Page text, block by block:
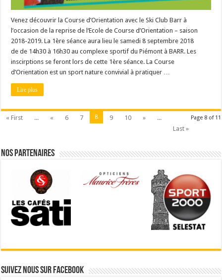
Venez découvrir la Course d’Orientation avec le Ski Club Barr à
l’occasion de la reprise de l‘Ecole de Course d’Orientation – saison
2018-2019. La 1ère séance aura lieu le samedi 8 septembre 2018
de de 14h30 à 16h30 au complexe sportif du Piémont à BARR. Les
inscirptions se feront lors de cette 1ère séance. La Course
d’Orientation est un sport nature convivial à pratiquer …
Lire plus
Page 8 of 11
« First ... « 6 7 8 9 10 »
...
Last »
Nos partenaires
Suivez nous sur Facebook